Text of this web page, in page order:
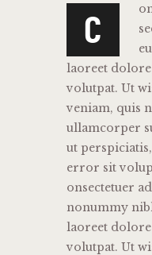
C
laoreet
volutpat. Ut
veniam, quis
ullamcorper
ut
error sit
onsectetuer
nonummy
laoreet
volutpat. Ut